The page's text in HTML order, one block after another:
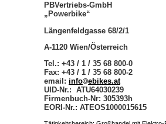
PBVertriebs-GmbH
„Powerbike“
Längenfeldgasse 68/2/1
A-1120 Wien/Österreich
Tel.: +43 / 1 / 35 68 800-0
Fax: +43 / 1 / 35 68 800-2
email: info ebikes.at
UID-Nr.: ATU64030239
Firmenbuch-Nr: 305393h
EORI-Nr.: ATEOS1000015615